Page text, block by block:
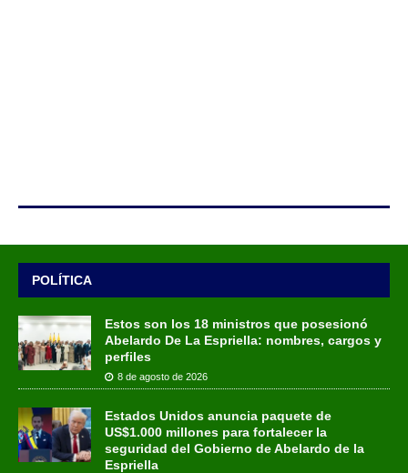
POLÍTICA
Estos son los 18 ministros que posesionó
Abelardo De La Espriella: nombres, cargos y
perfiles
8 de agosto de 2026
Estados Unidos anuncia paquete de
US$1.000 millones para fortalecer la
seguridad del Gobierno de Abelardo de la
Espriella